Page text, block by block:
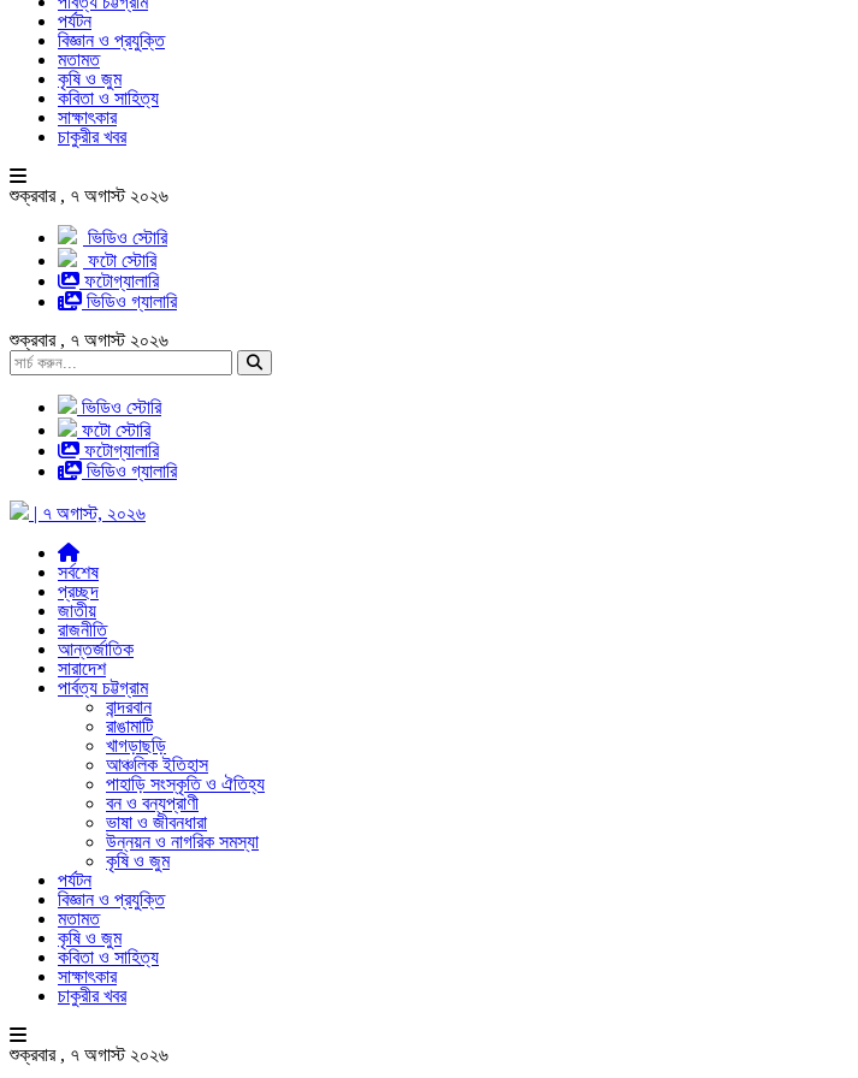
পর্যটন
বিজ্ঞান ও প্রযুক্তি
মতামত
কৃষি ও জুম
কবিতা ও সাহিত্য
সাক্ষাৎকার
চাকুরীর খবর
শুক্রবার , ৭ অগাস্ট ২০২৬
ভিডিও স্টোরি
ফটো স্টোরি
ফটোগ্যালারি
ভিডিও গ্যালারি
শুক্রবার , ৭ অগাস্ট ২০২৬
ভিডিও স্টোরি
ফটো স্টোরি
ফটোগ্যালারি
ভিডিও গ্যালারি
| ৭ অগাস্ট, ২০২৬
সর্বশেষ
প্রচ্ছদ
জাতীয়
রাজনীতি
আন্তর্জাতিক
সারাদেশ
পার্বত্য চট্টগ্রাম
বান্দরবান
রাঙামাটি
খাগড়াছড়ি
আঞ্চলিক ইতিহাস
পাহাড়ি সংস্কৃতি ও ঐতিহ্য
বন ও বন্যপ্রাণী
ভাষা ও জীবনধারা
উন্নয়ন ও নাগরিক সমস্যা
কৃষি ও জুম
পর্যটন
বিজ্ঞান ও প্রযুক্তি
মতামত
কৃষি ও জুম
কবিতা ও সাহিত্য
সাক্ষাৎকার
চাকুরীর খবর
শুক্রবার , ৭ অগাস্ট ২০২৬